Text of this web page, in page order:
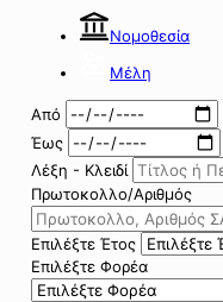
Νομοθεσία
Μέλη
Από
Έως
Λέξη - Κλειδί
Πρωτοκολλο/Αριθμός
Επιλέξτε Έτος
Επιλέξτε Φορέα